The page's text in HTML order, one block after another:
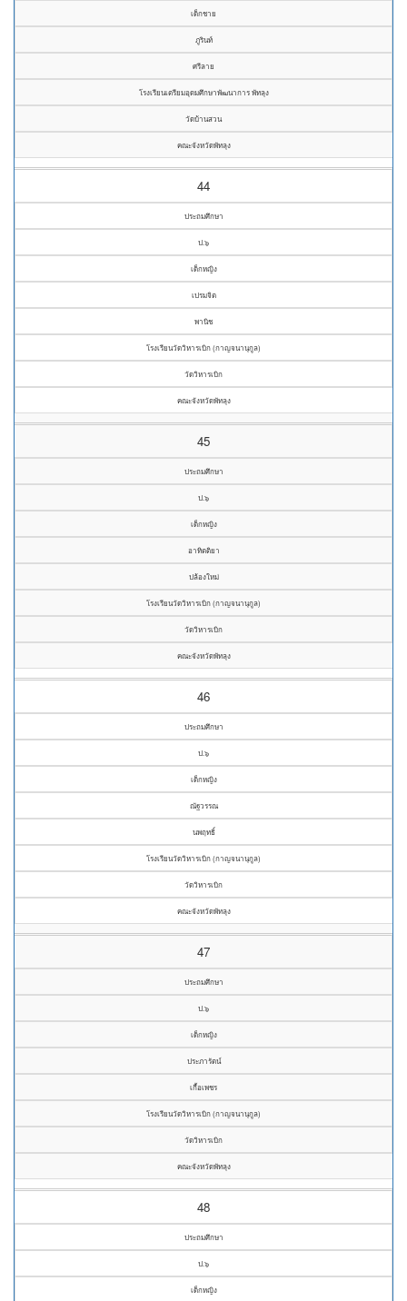
เด็กชาย
ภูรินท์
ศรีลาย
โรงเรียนเตรียมอุดมศึกษาพัฒนาการ พัทลุง
วัดบ้านสวน
คณะจังหวัดพัทลุง
44
ประถมศึกษา
ป.๖
เด็กหญิง
เปรมจิต
พานิช
โรงเรียนวัดวิหารเบิก (กาญจนานุกูล)
วัดวิหารเบิก
คณะจังหวัดพัทลุง
45
ประถมศึกษา
ป.๖
เด็กหญิง
อาทิตติยา
ปล้องใหม่
โรงเรียนวัดวิหารเบิก (กาญจนานุกูล)
วัดวิหารเบิก
คณะจังหวัดพัทลุง
46
ประถมศึกษา
ป.๖
เด็กหญิง
ณัฐวรรณ
นพฤทธิ์
โรงเรียนวัดวิหารเบิก (กาญจนานุกูล)
วัดวิหารเบิก
คณะจังหวัดพัทลุง
47
ประถมศึกษา
ป.๖
เด็กหญิง
ประภารัตน์
เกื้อเพชร
โรงเรียนวัดวิหารเบิก (กาญจนานุกูล)
วัดวิหารเบิก
คณะจังหวัดพัทลุง
48
ประถมศึกษา
ป.๖
เด็กหญิง